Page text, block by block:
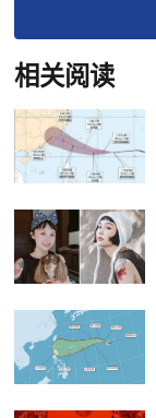
相关阅读